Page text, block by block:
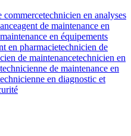
commercetechnicien en analyses
agent de maintenance en
en équipements
en pharmacietechnicien de
de maintenancetechnicien en
technicienne de maintenance en
en diagnostic et